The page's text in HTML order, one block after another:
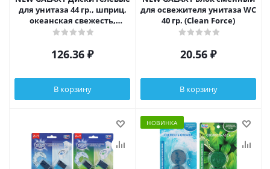
для унитаза 44 гр., шприц,
океанская свежесть,
лимон, свежесть леса,
126.36 ₽
В корзину
для освежителя унитаза WC
40 гр. (Clean Force)
20.56 ₽
В корзину
НОВИНКА